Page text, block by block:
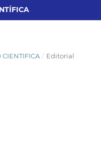
CIENTIFICA / Editorial